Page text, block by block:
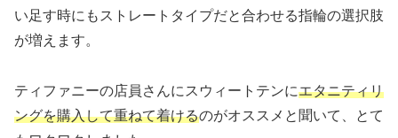
い足す時にもストレートタイプだと合わせる指輪の選択肢
が増えます。
ティファニーの店員さんにスウィートテンにエタニティリ
ングを購入して重ねて着けるのがオススメと聞いて、とて